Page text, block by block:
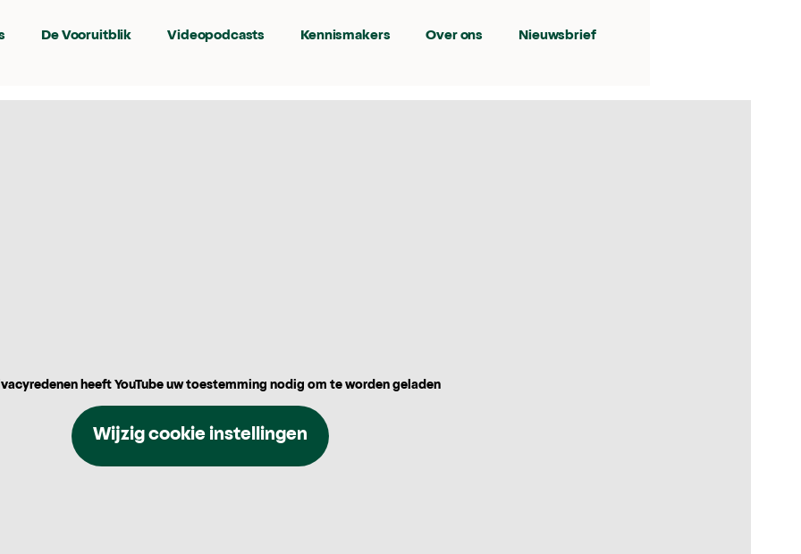
De Vooruitblik Videopodcasts Kennismakers Over ons Nieuwsbrief
heeft YouTube uw toestemming nodig om te worden geladen
Wijzig cookie instellingen